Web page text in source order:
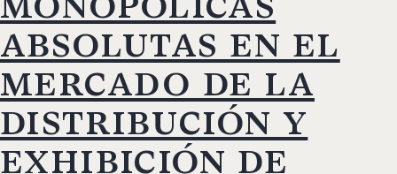
absolutas en el
mercado de la
distribución y
exhibición de